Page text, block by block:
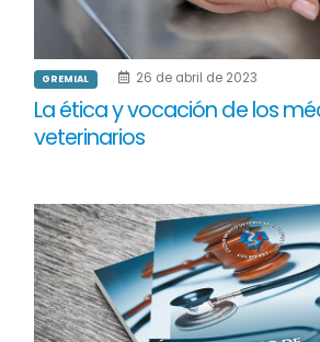
GREMIAL 26 de abril de 2023
La ética y vocación de los
veterinarios